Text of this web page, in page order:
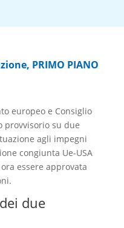
, PRIMO PIANO
europeo e Consiglio
provvisorio su due
agli impegni
congiunta Ue-USA
ora essere approvata
due